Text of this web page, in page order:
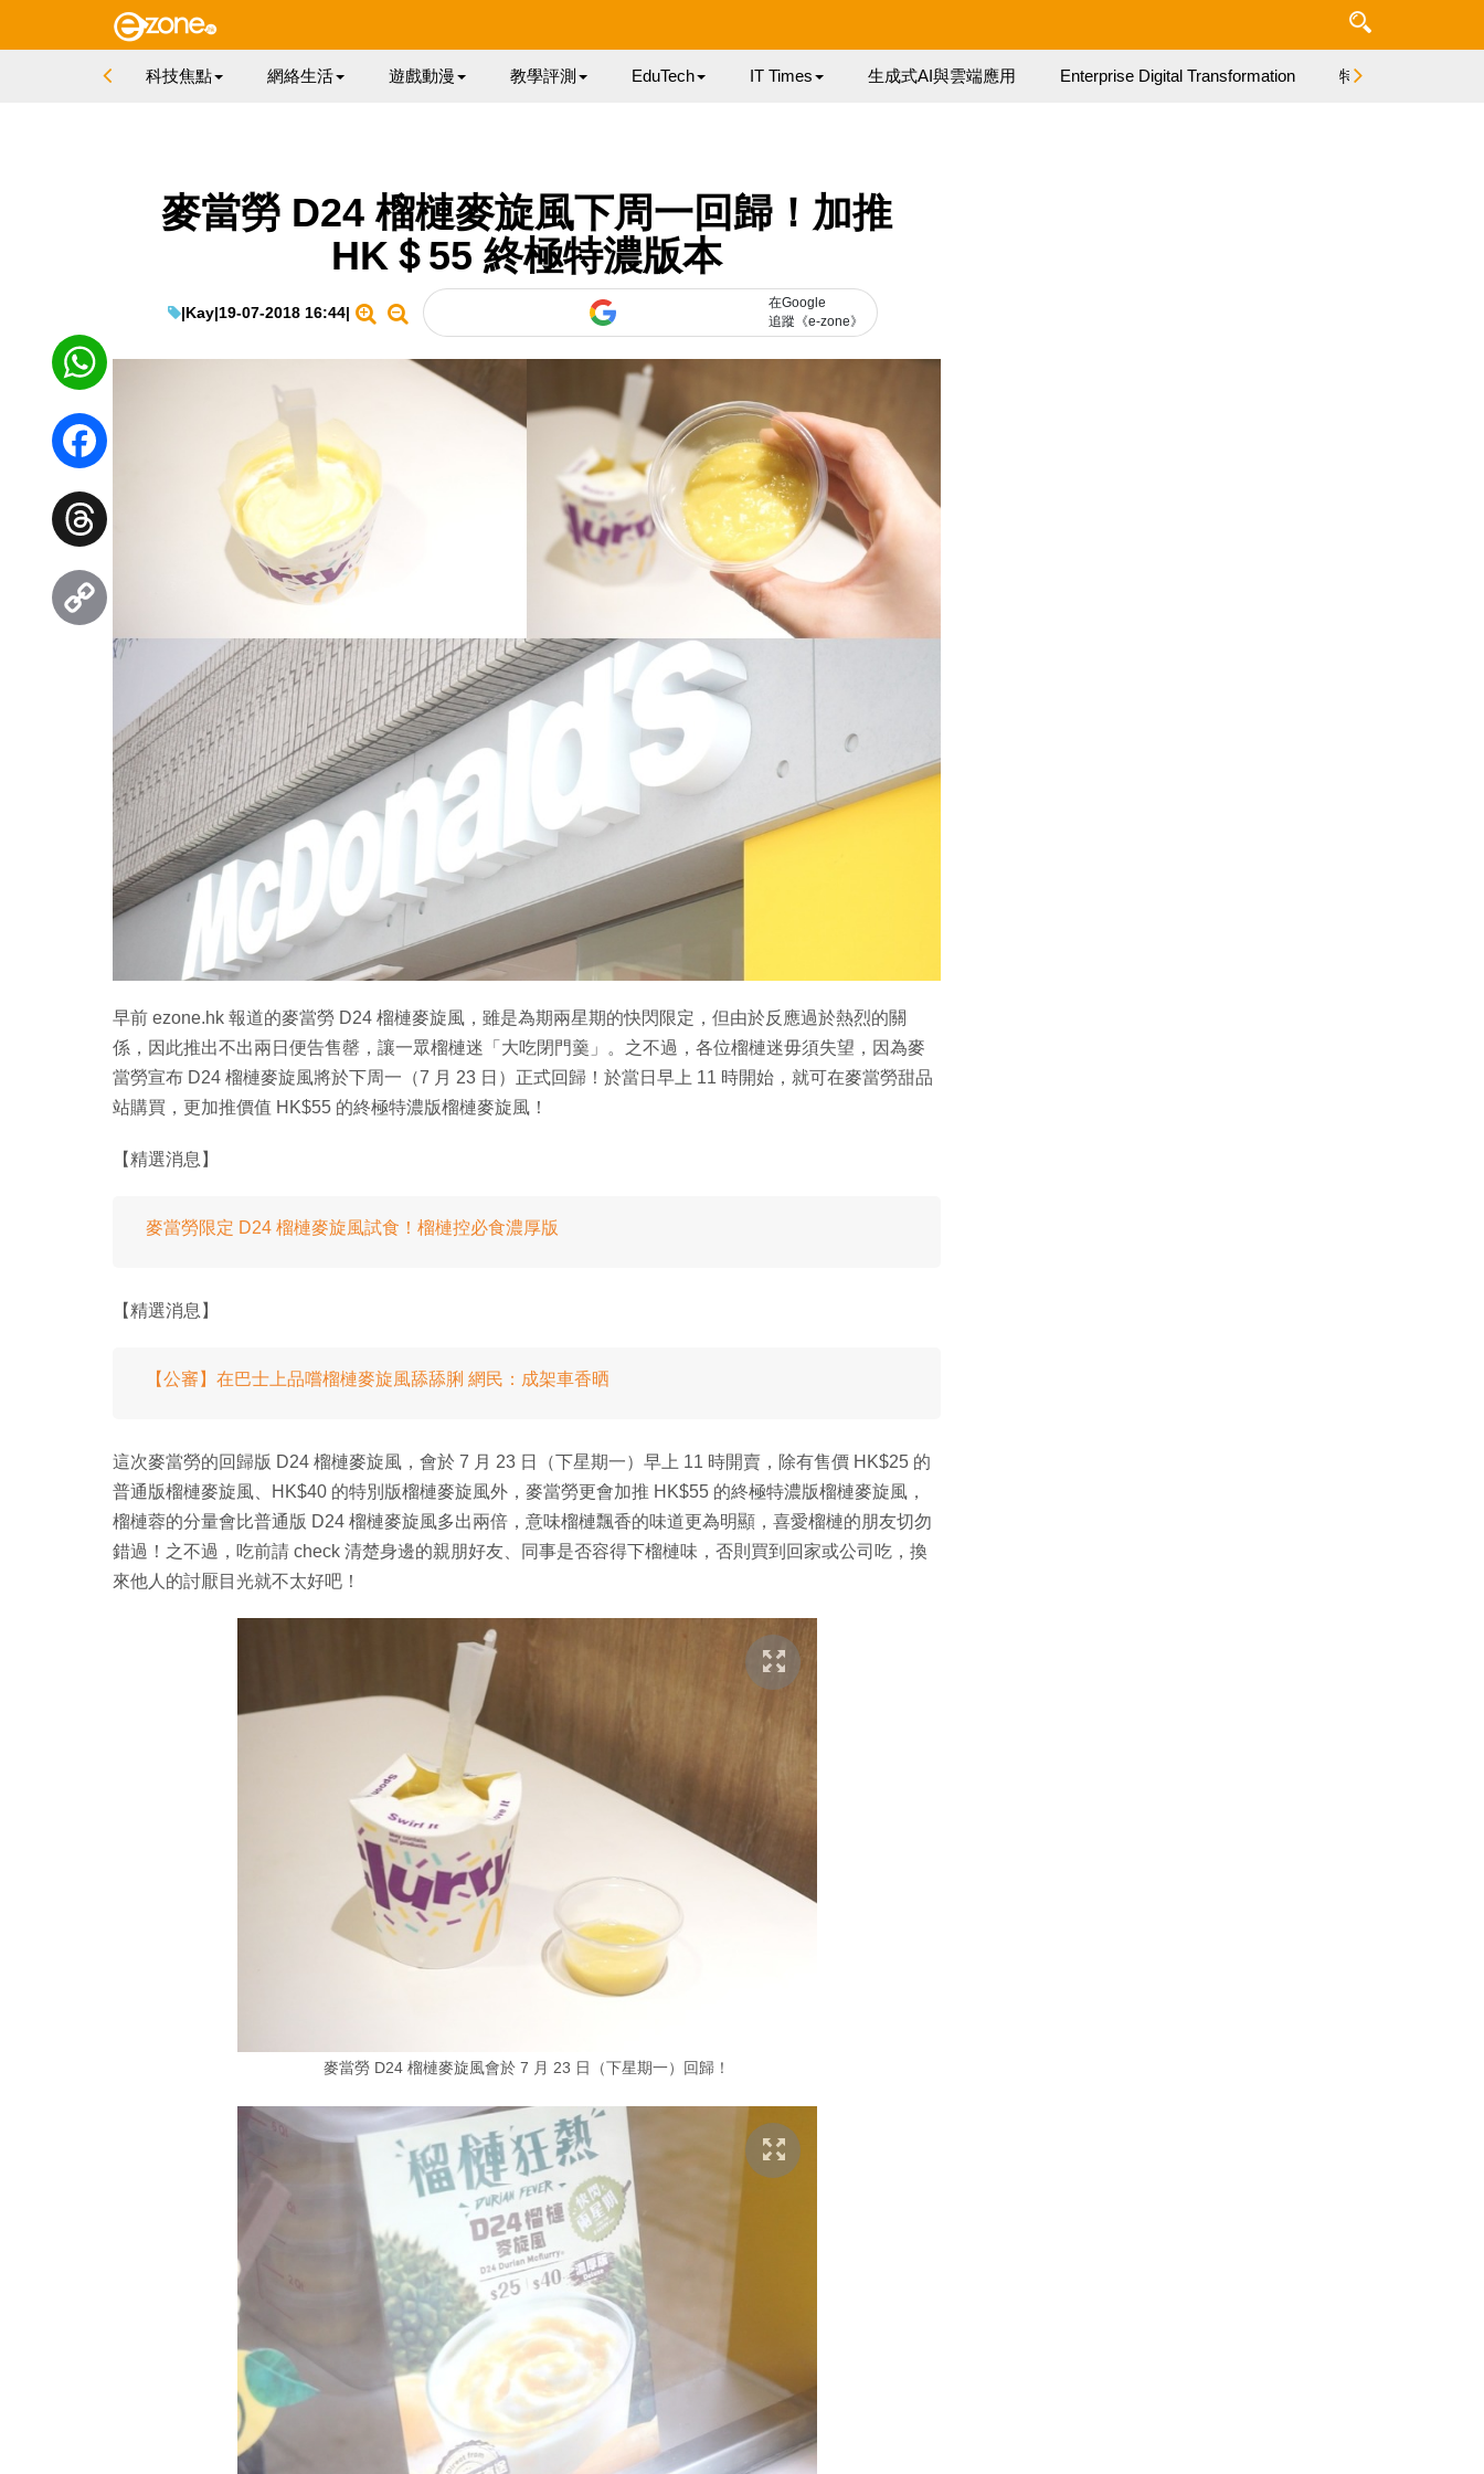
科技焦點 網絡生活 遊戲動漫 教學評測 EduTech IT Times 生成式AI與雲端應用 Enterprise Digital Transformation 特集
麥當勞 D24 榴槤麥旋風下周一回歸！加推
HK＄55 終極特濃版本
|Kay|19-07-2018 16:44|
在Google
追蹤《e-zone》
早前 ezone.hk 報道的麥當勞 D24 榴槤麥旋風，雖是為期兩星期的快閃限定，但由於反應過於熱烈的關
係，因此推出不出兩日便告售罄，讓一眾榴槤迷「大吃閉門羹」。之不過，各位榴槤迷毋須失望，因為麥
當勞宣布 D24 榴槤麥旋風將於下周一（7 月 23 日）正式回歸！於當日早上 11 時開始，就可在麥當勞甜品
站購買，更加推價值 HK$55 的終極特濃版榴槤麥旋風！
【精選消息】
麥當勞限定 D24 榴槤麥旋風試食！榴槤控必食濃厚版
【精選消息】
【公審】在巴士上品嚐榴槤麥旋風舔舔脷 網民：成架車香晒
這次麥當勞的回歸版 D24 榴槤麥旋風，會於 7 月 23 日（下星期一）早上 11 時開賣，除有售價 HK$25 的
普通版榴槤麥旋風、HK$40 的特別版榴槤麥旋風外，麥當勞更會加推 HK$55 的終極特濃版榴槤麥旋風，
榴槤蓉的分量會比普通版 D24 榴槤麥旋風多出兩倍，意味榴槤飄香的味道更為明顯，喜愛榴槤的朋友切勿
錯過！之不過，吃前請 check 清楚身邊的親朋好友、同事是否容得下榴槤味，否則買到回家或公司吃，換
來他人的討厭目光就不太好吧！
麥當勞 D24 榴槤麥旋風會於 7 月 23 日（下星期一）回歸！
WhatsApp
Facebook
Threads
Copy